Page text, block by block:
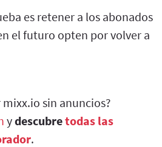
es retener a los abonados
el futuro opten por volver a
mixx.io sin anuncios?
ydescubretodas las
.